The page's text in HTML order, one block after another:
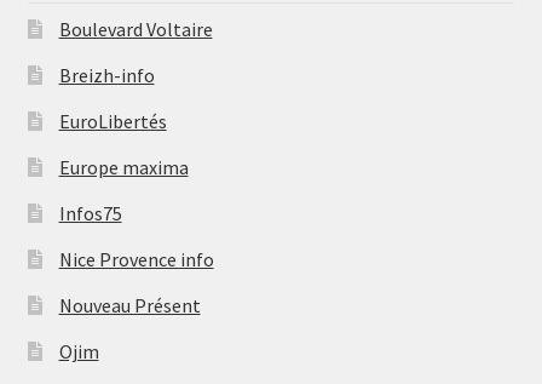
Boulevard Voltaire
Breizh-info
EuroLibertés
Europe maxima
Infos75
Nice Provence info
Nouveau Présent
Ojim